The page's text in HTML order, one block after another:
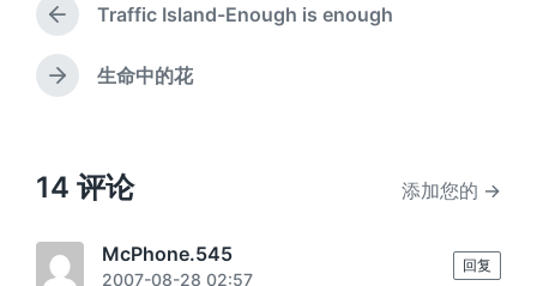
上
篇
文
章
Traffic Island-Enough is enough
下
：
生命中的花
14 评论 添加您的 →
McPhone.545
2007-08-28 02:57
回复